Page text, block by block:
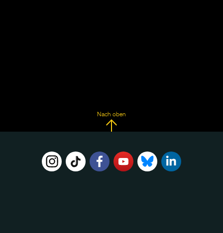
Nach oben